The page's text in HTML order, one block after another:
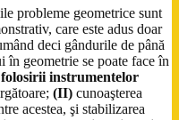
probleme geometrice sunt
care este adus doar
deci gândurile de până
geometrie se poate face în
instrumentelor
(II) cunoaşterea
acestea, şi stabilizarea